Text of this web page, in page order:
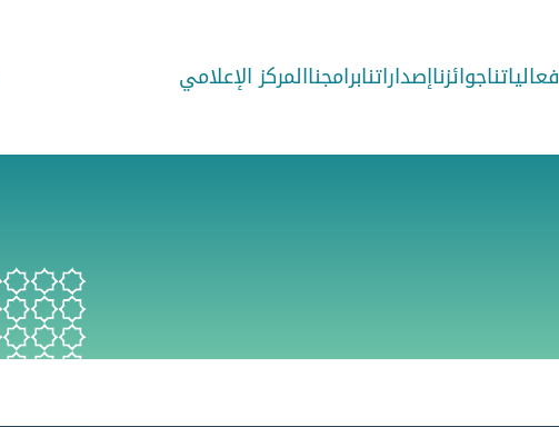
فعالياتناجوائزناإصداراتنابرامجناالمركز الإعلامي